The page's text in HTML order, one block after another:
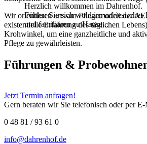
Herzlich willkommen im Dahrenhof.
Fühlen Sie sich wohl im urfriesisches
und familiären zu Hause...
Wir orientieren uns am Pflegemodell der
existentielle Erfahrung des täglichen
Krohwinkel, um eine ganzheitliche und
Pflege zu gewährleisten.
Führungen &
Jetzt Termin anfragen!
Gern beraten wir Sie telefonisch oder per
0 48 81 / 93 61 0
info@dahrenhof.de